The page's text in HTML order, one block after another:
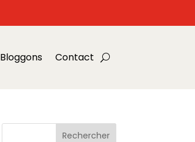
Bloggons Contact